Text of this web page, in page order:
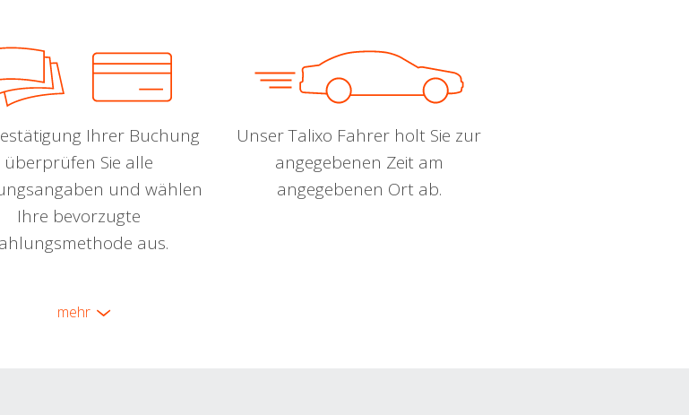
Ihrer Buchung
überprüfen Sie alle
und wählen
Ihre bevorzugte
aus.
Unser Talixo Fahrer holt Sie zur
angegebenen Zeit am
angegebenen Ort ab.
mehr